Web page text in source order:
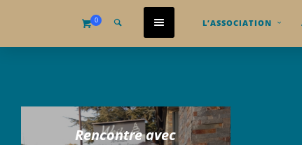
0 L’ASSOCIATION
Rencontre avec